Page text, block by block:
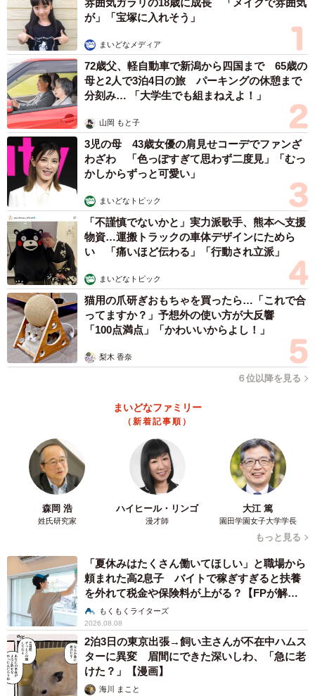
しいです」
3/3
福岡県八女郡広川町にある姫野病院（提供）
が」「宝塚に入れそう」
まいどなメディア
72歳父、軽自動車で新潟から四国まで 65歳の
母と2人で3泊4日の旅 パーキングの休憩まで
分刻み… 「大学生でも組まねえよ！」
山岡 もと子
3児の母 43歳女優の肩見せコーデでファンざ
わざわ 「色っぽすぎて思わず二度見」「むっ
かしからずっと可愛い」
まいどなトピック
「不謹慎でないかと」実力派歌手、熊本へ支援
物資…運搬トラックの車体デザインにためら
い 「痛いほど伝わる」「行動され立派」
まいどなトピック
猫用の爪研ぎおもちゃを買ったら…「これで合
ってますか？」予想外の使い方が大反響
「100点満点」「かわいいからよし！」
梨木 香奈
６位以降を見る
まいどなファミリー
（新着記事順）
森岡 浩
姓氏研究家
ハイヒール・リンゴ
漫才師
大江 篤
園田学園女子大学学長
もっと見る
「夏休みはたくさん働いてほしい」と職場から
頼まれた高2息子 バイトで稼ぎすぎると扶養
を外れて税金や保険料が上がる？【FPが解
説】もくもくライターズ
2026.08.08
2泊3日の東京出張→飼い主さんが不在中ハムス
ターに異変 眉間にできた深いしわ、「急に老
けた？」【漫画】
海川 まこと